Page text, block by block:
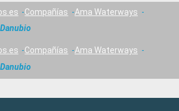
Compañías
Ama Waterways
Compañías
Ama Waterways